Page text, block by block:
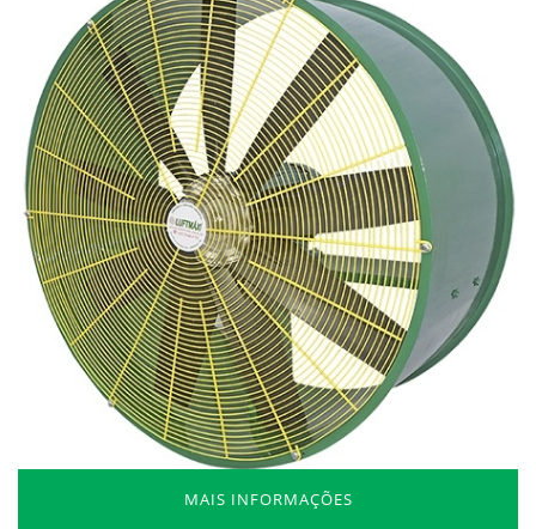
MAIS INFORMAÇÕES